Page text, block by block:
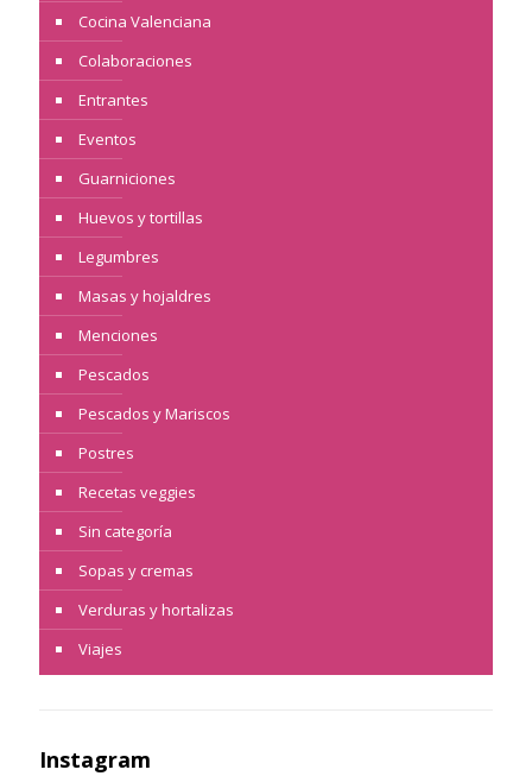
Cocina Valenciana
Colaboraciones
Entrantes
Eventos
Guarniciones
Huevos y tortillas
Legumbres
Masas y hojaldres
Menciones
Pescados
Pescados y Mariscos
Postres
Recetas veggies
Sin categoría
Sopas y cremas
Verduras y hortalizas
Viajes
Instagram